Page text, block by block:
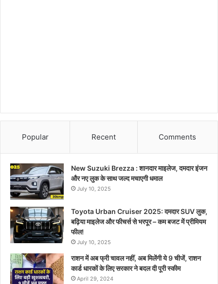
Popular Recent Comments
New Suzuki Brezza : शानदार माइलेज, दमदार इंजन
और नए लुक के साथ जल्द मचाएगी धमाल
July 10, 2025
Toyota Urban Cruiser 2025: दमदार SUV लुक,
बढ़िया माइलेज और फीचर्स से भरपूर – कम बजट में प्रीमियम
फील!
July 10, 2025
राशन में अब फ्री चावल नहीं, अब मिलेंगी ये 9 चीजें, राशन
कार्ड धारकों के लिए सरकार ने बदल दी पूरी स्कीम
April 29, 2024